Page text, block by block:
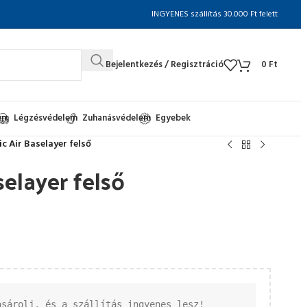
INGYENES szállítás 30.000 Ft felett
Bejelentkezés / Regisztráció 0 Ft
Légzésvédelem Zuhanásvédelem Egyebek
Air Baselayer felső
felső
és a szállítás ingyenes lesz!